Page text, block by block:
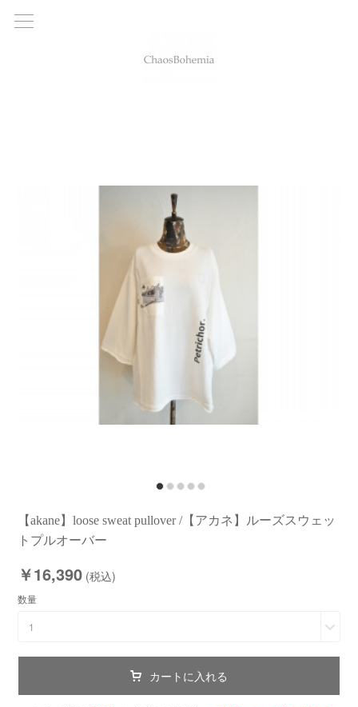
【akane】loose sweat pullover /【アカネ】ルーズスウェッ
トプルオーバー
￥16,390 (税込)
数量
1
カートに入れる